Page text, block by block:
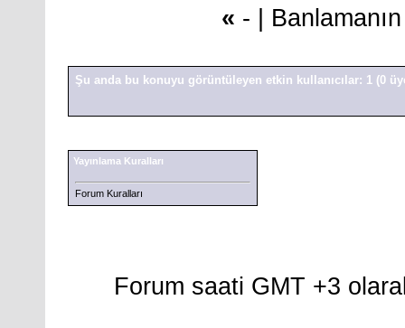
« - |
Şu anda bu konuyu görüntüleyen etkin kullanıcılar: 1 (0
Yayınlama Kuralları
Forum Kuralları
Forum saati GMT +3